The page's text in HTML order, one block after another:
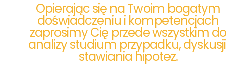
Opierając się na Twoim bogatym
doświadczeniu i kompetencjach
zaprosimy Cię przede wszystkim do
analizy studium przypadku,
stawiania hipotez.